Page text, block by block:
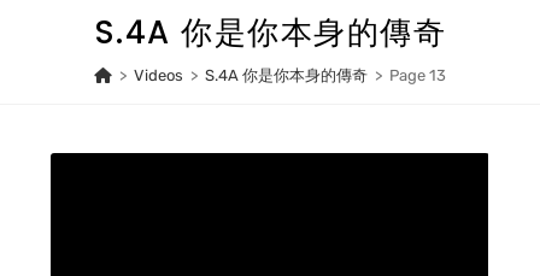
S.4A 你是你本身的傳奇
> Videos > S.4A 你是你本身的傳奇 > Page 13